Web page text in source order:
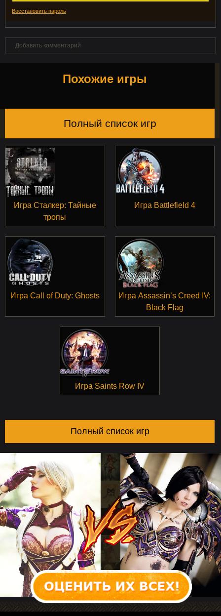
Восстановить пароль
Добавить комментарий
Похожие игры
Полный список игр
Игра Сталкер: Тайные
тропы
Игра Battlefield 4
Игра Call of Duty: Ghosts
Игра Assassin’s Creed IV:
Black Flag
Игра Saints Row IV
Полный список игр